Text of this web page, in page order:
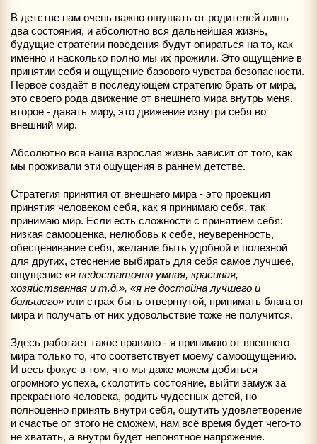
В детстве нам очень важно ощущать от родителей лишь
два состояния, и абсолютно вся дальнейшая жизнь,
будущие стратегии поведения будут опираться на то, как
именно и насколько полно мы их прожили. Это ощущение в
принятии себя и ощущение базового чувства безопасности.
Первое создаёт в последующем стратегию брать от мира,
это своего рода движение от внешнего мира внутрь меня,
второе - давать миру, это движение изнутри себя во
внешний мир.
Абсолютно вся наша взрослая жизнь зависит от того, как
мы проживали эти ощущения в раннем детстве.
Стратегия принятия от внешнего мира - это проекция
принятия человеком себя, как я принимаю себя, так
принимаю мир. Если есть сложности с принятием себя:
низкая самооценка, нелюбовь к себе, неуверенность,
обесценивание себя, желание быть удобной и полезной
для других, стеснение выбирать для себя самое лучшее,
ощущение «я недостаточно умная, красивая,
хозяйственная и т.д.», «я не достойна лучшего и
большего» или страх быть отвергнутой, принимать блага от
мира и получать от них удовольствие тоже не получится.
Здесь работает такое правило - я принимаю от внешнего
мира только то, что соответствует моему самоощущению.
И весь фокус в том, что мы даже можем добиться
огромного успеха, сколотить состояние, выйти замуж за
прекрасного человека, родить чудесных детей, но
полноценно принять внутри себя, ощутить удовлетворение
и счастье от этого не сможем, нам всё время будет чего-то
не хватать, а внутри будет непонятное напряжение.